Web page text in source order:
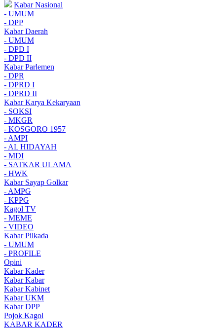
Kabar Nasional
- UMUM
- DPP
Kabar Daerah
- UMUM
- DPD I
- DPD II
Kabar Parlemen
- DPR
- DPRD I
- DPRD II
Kabar Karya Kekaryaan
- SOKSI
- MKGR
- KOSGORO 1957
- AMPI
- AL HIDAYAH
- MDI
- SATKAR ULAMA
- HWK
Kabar Sayap Golkar
- AMPG
- KPPG
Kagol TV
- MEME
- VIDEO
Kabar Pilkada
- UMUM
- PROFILE
Opini
Kabar Kader
Kabar Kabar
Kabar Kabinet
Kabar UKM
Kabar DPP
Pojok Kagol
KABAR KADER